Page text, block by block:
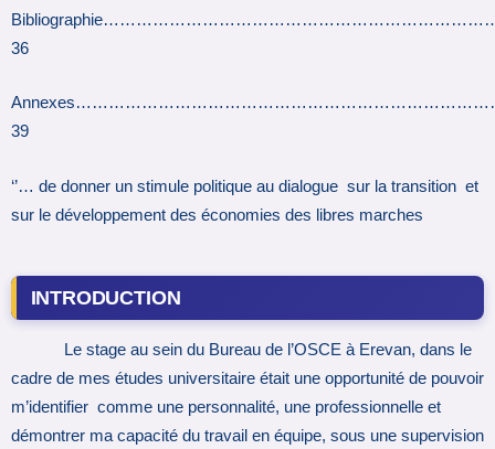
36
39
‘’… de donner un stimule politique au dialogue sur la transition et
sur le développement des économies des libres marches
INTRODUCTION
Le stage au sein du Bureau de l’OSCE à Erevan, dans le
cadre de mes études universitaire était une opportunité de pouvoir
m’identifier comme une personnalité, une professionnelle et
démontrer ma capacité du travail en équipe, sous une supervision